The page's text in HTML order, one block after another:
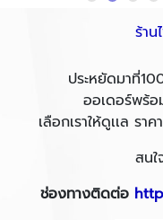
ร้า
ประหยัดมาที่
ออเดอร์พร้
เลือกเราให้ดูเเล ร
สนใ
ช่องทางติดต่อ